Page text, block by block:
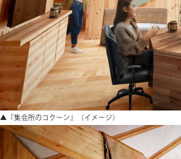
▲『集会所のコクーン』（イメージ）